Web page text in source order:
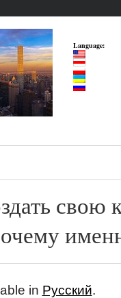
Language:
свою
in Русский.